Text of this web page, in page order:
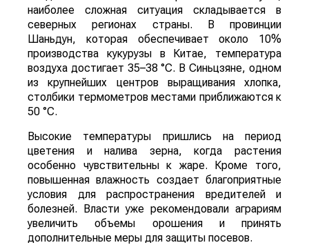
наиболее сложная ситуация складывается в
северных регионах страны. В провинции
Шаньдун, которая обеспечивает около 10%
производства кукурузы в Китае, температура
воздуха достигает 35–38 °C. В Синьцзяне, одном
из крупнейших центров выращивания хлопка,
столбики термометров местами приближаются к
50 °C.
Высокие температуры пришлись на период
цветения и налива зерна, когда растения
особенно чувствительны к жаре. Кроме того,
повышенная влажность создает благоприятные
условия для распространения вредителей и
болезней. Власти уже рекомендовали аграриям
увеличить объемы орошения и принять
дополнительные меры для защиты посевов.